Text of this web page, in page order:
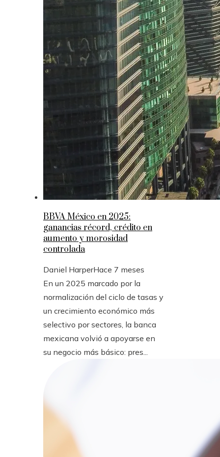
BBVA México en 2025:
ganancias récord, crédito en
aumento y morosidad
controlada
Daniel HarperHace 7 meses
En un 2025 marcado por la
normalización del ciclo de tasas y
un crecimiento económico más
selectivo por sectores, la banca
mexicana volvió a apoyarse en
su negocio más básico: pres...